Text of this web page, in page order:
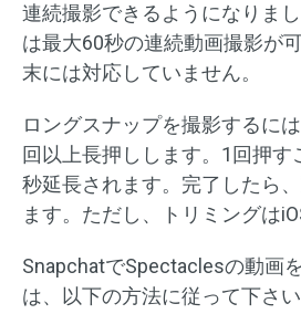
連続撮影できるようになりま
は最大60秒の連続動画撮影が
末には対応していません。
ロングスナップを撮影するに
回以上長押しします。1回押す
秒延長されます。完了したら
ます。ただし、トリミングは
SnapchatでSpectaclesの動画
は、以下の方法に従って下さい